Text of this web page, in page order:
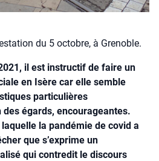
du 5 octobre, à Grenoble.
il est instructif de faire un
en Isère car elle semble
particulières
égards, encourageantes.
la pandémie de covid a
que s’exprime un
qui contredit le discours